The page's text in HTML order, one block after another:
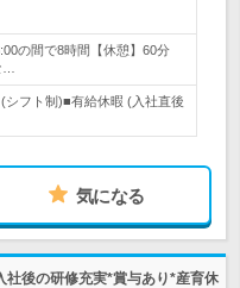
の間で8時間【休憩】60分
フト制)■有給休暇 (入社直後
気になる
社後の研修充実*賞与あり*産育休